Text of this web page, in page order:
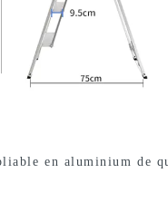
en aluminium de